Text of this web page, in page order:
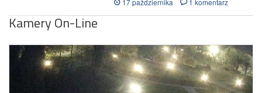
17 pażdziernika
1 komentarz
Kamery On-Line